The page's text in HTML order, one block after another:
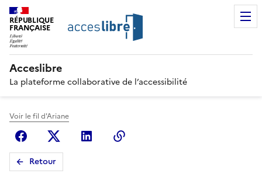
RÉPUBLIQUE
FRANÇAISE
Acceslibre
La plateforme collaborative de l’accessibilité
Voir le fil d'Ariane
FacebookX (anciennement Twitter)
Linkedin
Retour